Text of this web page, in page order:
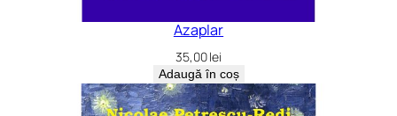
Azaplar
35,00lei
Adaugă în coș